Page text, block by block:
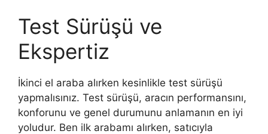
Test Sürüşü ve
Ekspertiz
İkinci el araba alırken kesinlikle test sürüşü
yapmalısınız. Test sürüşü, aracın performansını,
konforunu ve genel durumunu anlamanın en iyi
yoludur. Ben ilk arabamı alırken, satıcıyla